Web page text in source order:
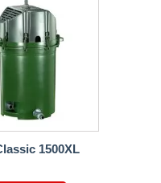
1500XL